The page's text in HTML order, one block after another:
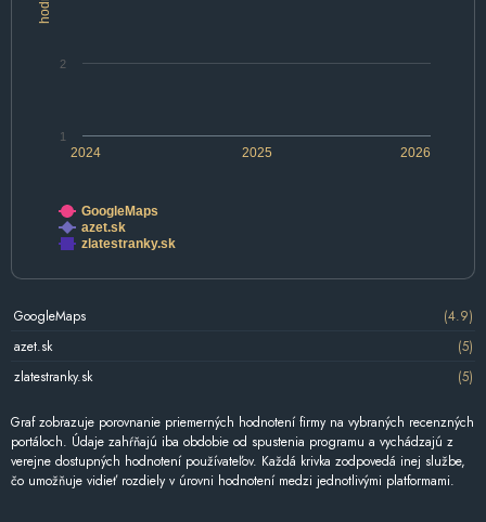
2024 2025 2026
1
2
GoogleMaps
azet.sk
zlatestranky.sk
GoogleMaps
(4.9)
azet.sk
(5)
zlatestranky.sk
(5)
Graf zobrazuje porovnanie priemerných hodnotení firmy na vybraných recenzných
portáloch. Údaje zahŕňajú iba obdobie od spustenia programu a vychádzajú z
verejne dostupných hodnotení používateľov. Každá krivka zodpovedá inej službe,
čo umožňuje vidieť rozdiely v úrovni hodnotení medzi jednotlivými platformami.